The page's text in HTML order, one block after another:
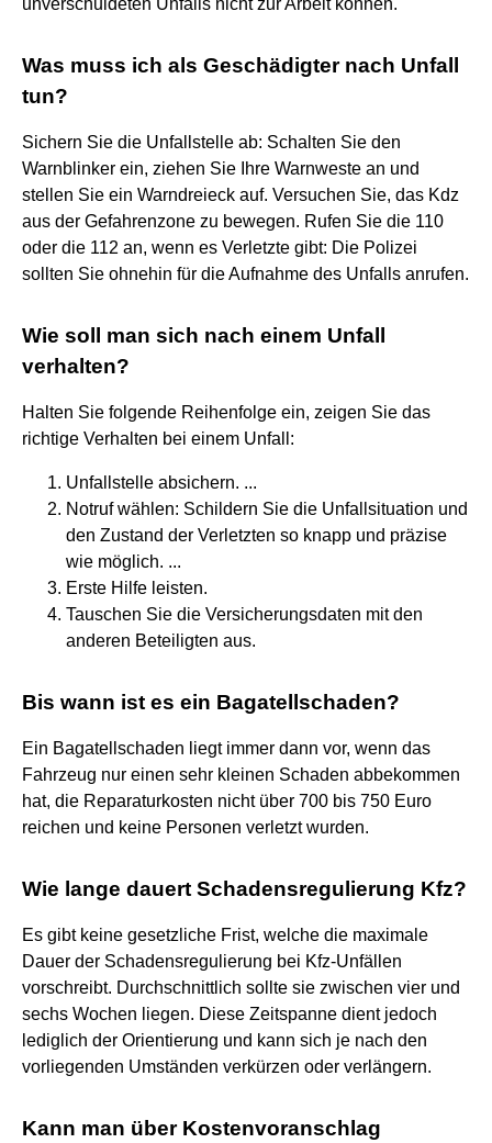
Was muss ich als Geschädigter nach Unfall
tun?
Sichern Sie die Unfallstelle ab: Schalten Sie den
Warnblinker ein, ziehen Sie Ihre Warnweste an und
stellen Sie ein Warndreieck auf. Versuchen Sie, das Kdz
aus der Gefahrenzone zu bewegen. Rufen Sie die 110
oder die 112 an, wenn es Verletzte gibt: Die Polizei
sollten Sie ohnehin für die Aufnahme des Unfalls anrufen.
Wie soll man sich nach einem Unfall
verhalten?
Halten Sie folgende Reihenfolge ein, zeigen Sie das
richtige Verhalten bei einem Unfall:
Unfallstelle absichern. ...
Notruf wählen: Schildern Sie die Unfallsituation und
den Zustand der Verletzten so knapp und präzise
wie möglich. ...
Erste Hilfe leisten.
Tauschen Sie die Versicherungsdaten mit den
anderen Beteiligten aus.
Bis wann ist es ein Bagatellschaden?
Ein Bagatellschaden liegt immer dann vor, wenn das
Fahrzeug nur einen sehr kleinen Schaden abbekommen
hat, die Reparaturkosten nicht über 700 bis 750 Euro
reichen und keine Personen verletzt wurden.
Wie lange dauert Schadensregulierung Kfz?
Es gibt keine gesetzliche Frist, welche die maximale
Dauer der Schadensregulierung bei Kfz-Unfällen
vorschreibt. Durchschnittlich sollte sie zwischen vier und
sechs Wochen liegen. Diese Zeitspanne dient jedoch
lediglich der Orientierung und kann sich je nach den
vorliegenden Umständen verkürzen oder verlängern.
Kann man über Kostenvoranschlag